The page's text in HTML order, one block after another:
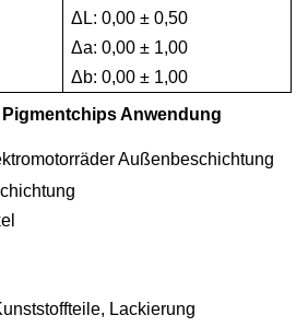
ΔL: 0,00 ± 0,50
Δa: 0,00 ± 1,00
Δb: 0,00 ± 1,00
Anwendung
Außenbeschichtung
Lackierung